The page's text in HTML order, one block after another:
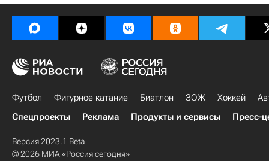
Футбол Фигурное катание Биатлон ЗОЖ Хоккей
Спецпроекты
Реклама Продукты и сервисы Пресс-
Версия 2023.1 Beta
© 2026 МИА «Россия сегодня»